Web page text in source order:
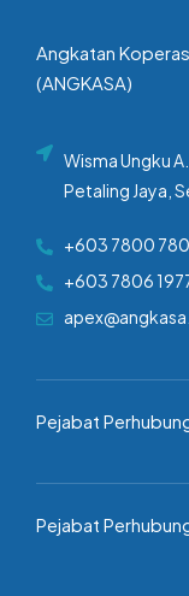
Angkatan
(ANGKASA)
Wisma Ungku
Petaling Jaya,
+603 7800
+603 7806
Pejabat
Pejabat